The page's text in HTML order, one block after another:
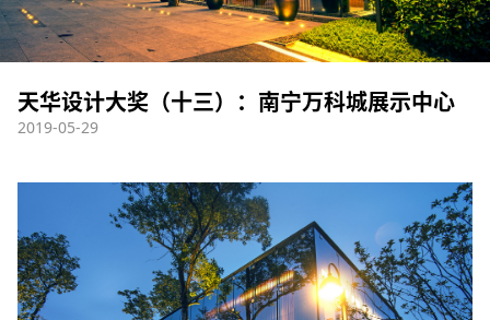
天华设计大奖（十三）：南宁万科城展示中心
2019-05-29